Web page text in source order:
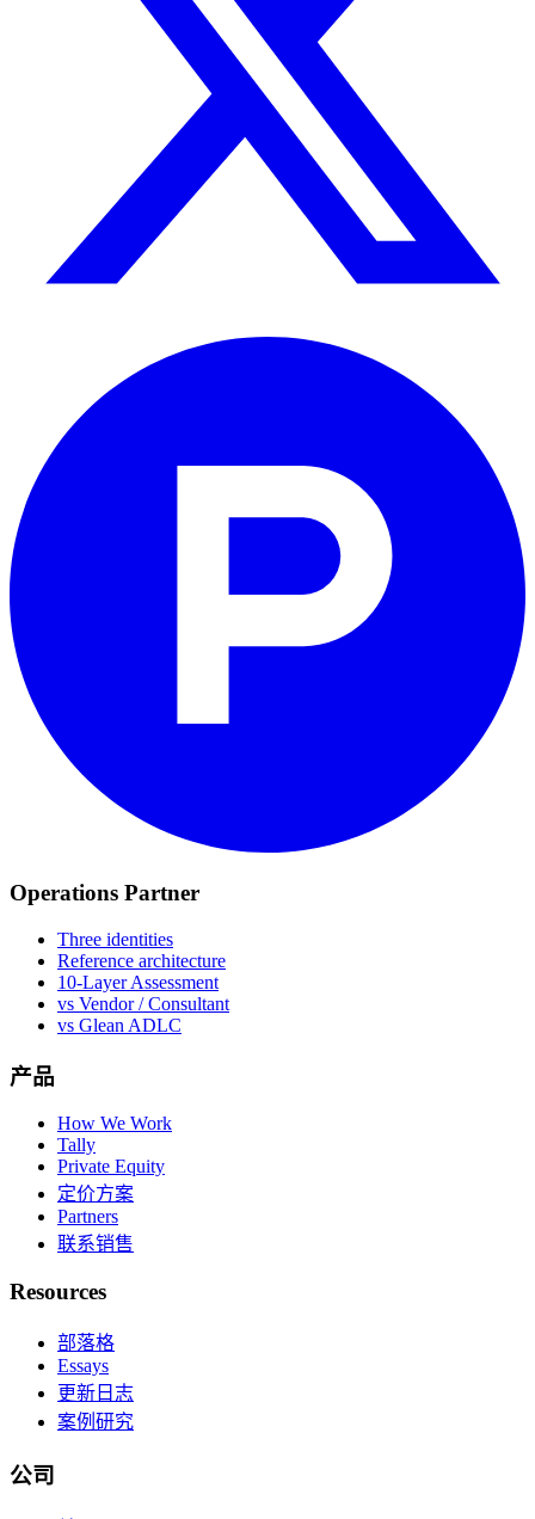
Operations Partner
Three identities
Reference architecture
10-Layer Assessment
vs Vendor / Consultant
vs Glean ADLC
产品
How We Work
Tally
Private Equity
定价方案
Partners
联系销售
Resources
部落格
Essays
更新日志
案例研究
公司